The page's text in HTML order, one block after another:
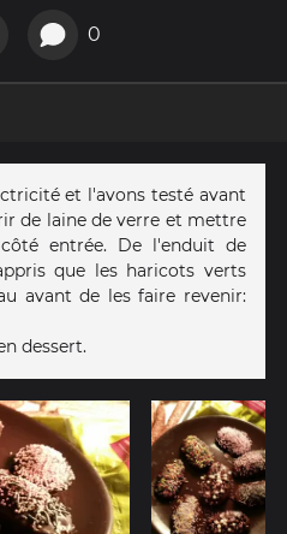
0
et l'avons testé avant
de laine de verre et mettre
entrée. De l'enduit de
que les haricots verts
avant de les faire revenir:
dessert.